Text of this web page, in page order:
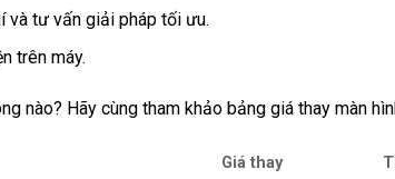
và tư vấn giải pháp tối ưu.
trên máy.
nào? Hãy cùng tham khảo bảng giá thay màn
Giá thay